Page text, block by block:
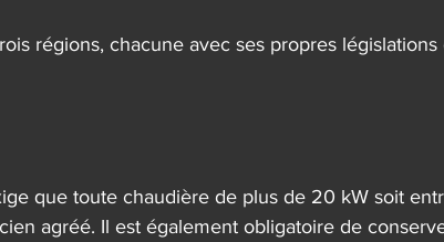
régions, chacune avec ses propres
que toute chaudière de plus de 20 kW soit
agréé. Il est également obligatoire de